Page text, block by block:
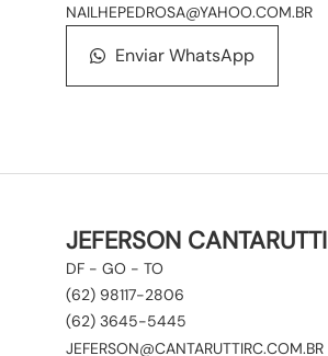
NAILHEPEDROSA@YAHOO.COM.BR
Enviar WhatsApp
JEFERSON CANTARUTTI
DF - GO - TO
(62) 98117-2806
(62) 3645-5445
JEFERSON@CANTARUTTIRC.COM.BR